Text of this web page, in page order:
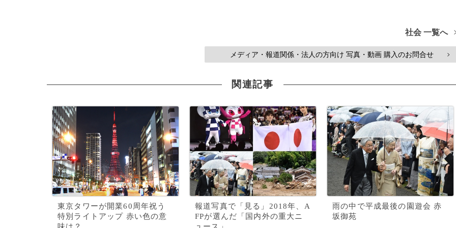
社会 一覧へ
メディア・報道関係・法人の方向け 写真・動画 購入のお問合せ >
関連記事
東京タワーが開業60周年祝う
特別ライトアップ 赤い色の意
報道写真で「見る」2018年、A
FPが選んだ「国内外の重大ニ
雨の中で平成最後の園遊会 赤
坂御苑